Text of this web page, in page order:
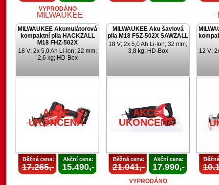
VYPRODÁNO
MILWAUKEE Akumulátorová
kompaktní pila HACKZALL
M18 FHZ-502X
18 V; 2x 5,0 Ah Li-Ion; 22 mm;
2,6 kg; HD-Box
AKCE
UKONČENA
Běžná cena:
17.265,-
Akční cena:
15.490,-
MILWAUKEE Aku šavlová
pila M18 FSZ-502X SAWZALL
18 V; 2x 5,0 Ah Li-Ion; 32 mm;
3,8 kg; HD-Box
AKCE
UKONČENA
Běžná cena:
21.041,-
Akční cena:
17.990,-
VYPRODÁNO
12 V;